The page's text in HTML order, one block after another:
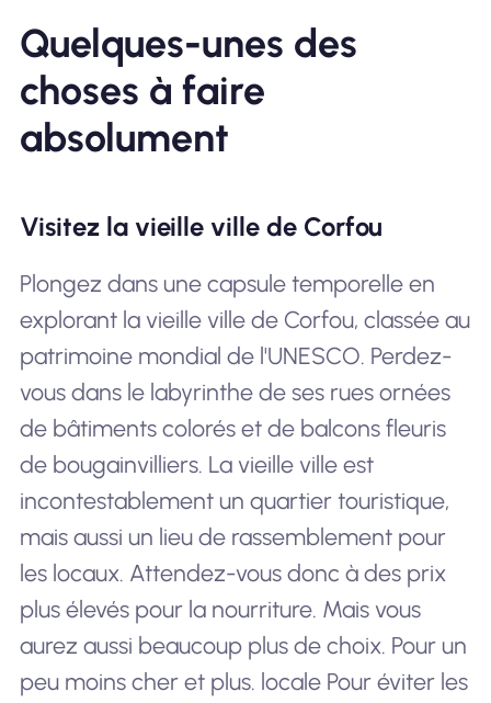
Quelques-unes des
choses à faire
absolument
Visitez la vieille ville de Corfou
Plongez dans une capsule temporelle en
explorant la vieille ville de Corfou, classée au
patrimoine mondial de l'UNESCO. Perdez-
vous dans le labyrinthe de ses rues ornées
de bâtiments colorés et de balcons fleuris
de bougainvilliers. La vieille ville est
incontestablement un quartier touristique,
mais aussi un lieu de rassemblement pour
les locaux. Attendez-vous donc à des prix
plus élevés pour la nourriture. Mais vous
aurez aussi beaucoup plus de choix. Pour un
peu moins cher et plus. localePour éviter les